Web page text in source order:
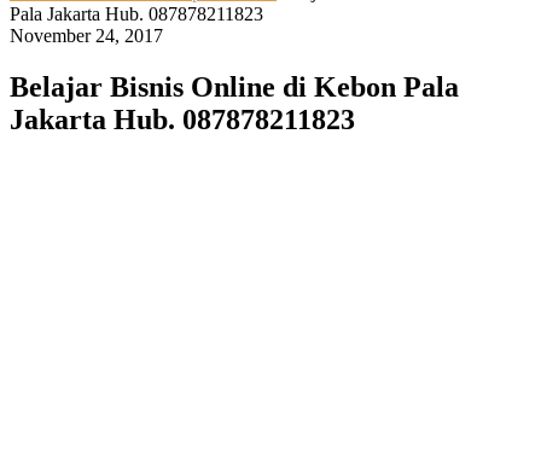
Pala Jakarta Hub. 087878211823
November 24, 2017
Belajar Bisnis Online di Kebon Pala
Jakarta Hub. 087878211823